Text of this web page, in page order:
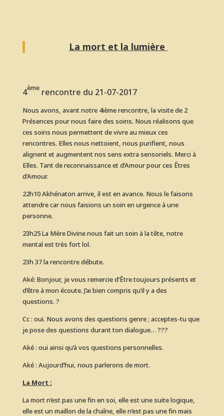
La mort et la lumière
4èmerencontre du 21-07-2017
Nous avons, avant notre 4ième rencontre, la visite de 2
Présences pour nous faire des soins. Nous réalisons que
ces soins nous permettent de vivre au mieux ces
rencontres. Elles nous nettoient, nous purifient, nous
alignent et augmentent nos sens extra sensoriels. Merci à
Elles. Tant de reconnaissance et d’Amour pour ces Êtres
d’Amour.
22h10 Akhénaton arrive, il est en avance. Nous le faisons
attendre car nous faisions un soin en urgence à une
personne.
23h25 La Mère Divine nous fait un soin à la tête, notre
mental est très fort lol.
23h 37 la rencontre débute.
Aké: Bonjour, je vous remercie d’Être toujours présents et
d’être à mon écoute. J’ai bien compris qu’il y a des
questions. ?
Cc : oui. Nous avons des questions genre ; acceptes-tu que
je pose des questions durant ton dialogue… ???
Aké : oui ainsi qu’à vos questions personnelles.
Aké : Aujourd’hui, nous parlerons de mort.
La Mort :
La mort n’est pas une fin en soi, elle est une suite logique,
elle est un maillon de la chaîne, elle n’est pas une fin mais